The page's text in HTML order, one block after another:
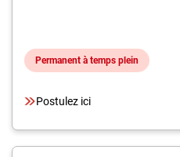
Permanent à temps plein
Postulez ici